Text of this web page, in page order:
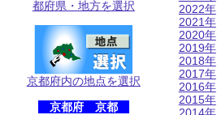
都府県・地方を選択
京都府内の地点を選択
京都府 京都
2022年
2021年
2020年
2019年
2018年
2017年
2016年
2015年